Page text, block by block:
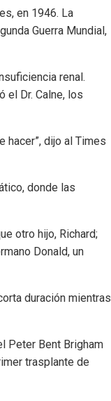
en 1946. La
Guerra Mundial,
renal.
el Dr. Calne, los
hacer”, dijo al Times
donde las
otro hijo, Richard;
Donald, un
duración mientras
Peter Bent Brigham
trasplante de